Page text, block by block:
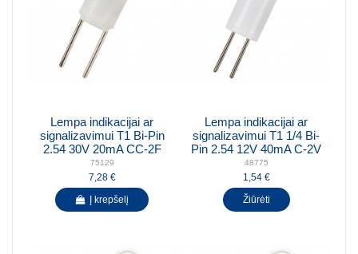
Lempa indikacijai ar
signalizavimui T1 Bi-Pin
2.54 30V 20mA CC-2F
75129
7,28 €
Į krepšelį
Lempa indikacijai ar
signalizavimui T1 1/4 Bi-
Pin 2.54 12V 40mA C-2V
48775
1,54 €
Žiūrėti